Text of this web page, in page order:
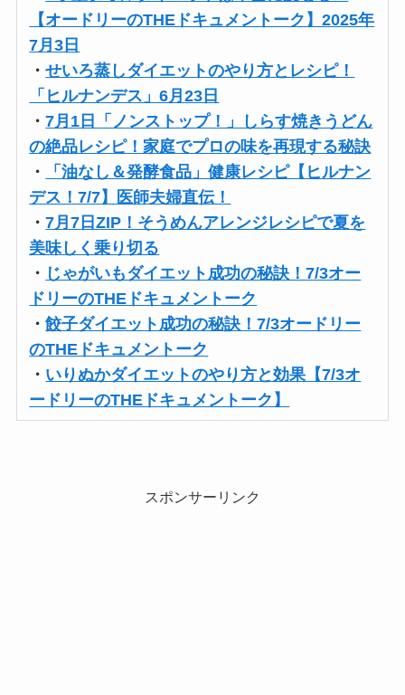
【オードリーのTHEドキュメントーク】2025年
7月3日
・せいろ蒸しダイエットのやり方とレシピ！
「ヒルナンデス」6月23日
・7月1日「ノンストップ！」しらす焼きうどん
の絶品レシピ！家庭でプロの味を再現する秘訣
・
「油なし＆発酵食品」健康レシピ【ヒルナン
デス！7/7】医師夫婦直伝！
・7月7日ZIP！そうめんアレンジレシピで夏を
美味しく乗り切る
・ じゃがいもダイエット成功の秘訣！7/3オー
ドリーのTHEドキュメントーク
・餃子ダイエット成功の秘訣！7/3オードリー
のTHEドキュメントーク
・ いりぬかダイエットのやり方と効果【7/3オ
ードリーのTHEドキュメントーク】
スポンサーリンク